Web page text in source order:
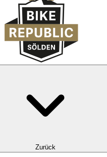
Zurück